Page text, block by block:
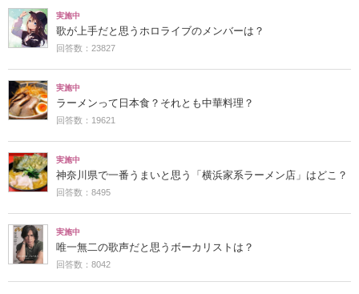
実施中
歌が上手だと思うホロライブのメンバーは？
回答数：23827
実施中
ラーメンって日本食？それとも中華料理？
回答数：19621
実施中
神奈川県で一番うまいと思う「横浜家系ラーメン店」はどこ？
回答数：8495
実施中
唯一無二の歌声だと思うボーカリストは？
回答数：8042